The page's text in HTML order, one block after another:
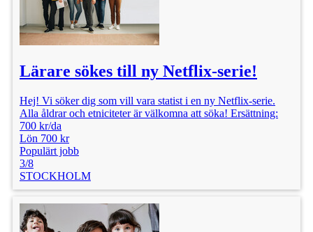
Lärare sökes till ny Netflix-serie!
Hej! Vi söker dig som vill vara statist i en ny Netflix-serie.
Alla åldrar och etniciteter är välkomna att söka! Ersättning:
700 kr/da
Lön 700 kr
Populärt jobb
3/8
STOCKHOLM